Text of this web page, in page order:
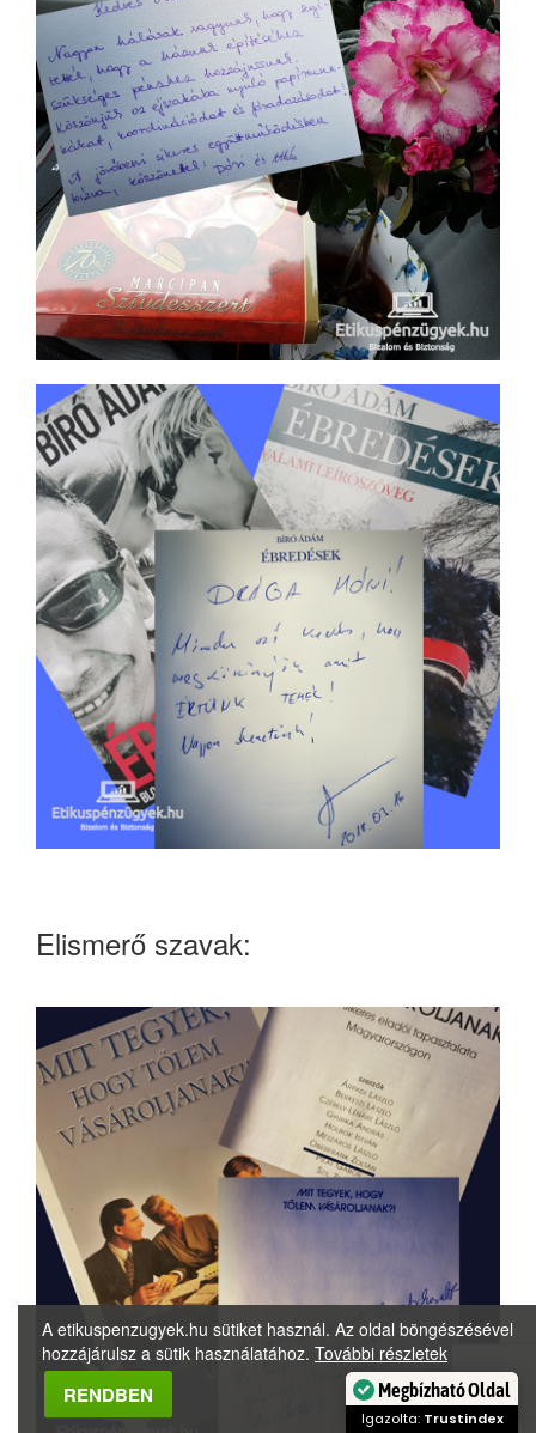
Elismerő szavak:
A etikuspenzugyek.hu sütiket használ. Az oldal böngészésével
hozzájárulsz a sütik használatához. További részletek
RENDBEN
Megbízható Oldal